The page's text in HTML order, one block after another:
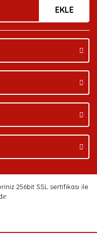
EKLE
256bit SSL sertifikası ile